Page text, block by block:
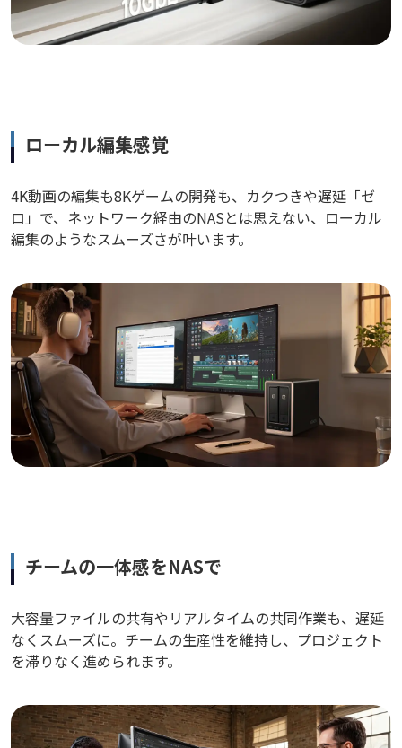
ローカル編集感覚
4K動画の編集も8Kゲームの開発も、カクつきや遅延「ゼ
ロ」で、ネットワーク経由のNASとは思えない、ローカル
編集のようなスムーズさが叶います。
チームの一体感をNASで
大容量ファイルの共有やリアルタイムの共同作業も、遅延
なくスムーズに。チームの生産性を維持し、プロジェクト
を滞りなく進められます。